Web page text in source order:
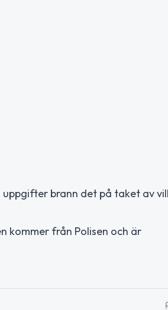
brann det på taket av
kommer från Polisen och är